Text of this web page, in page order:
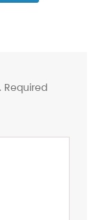
Required